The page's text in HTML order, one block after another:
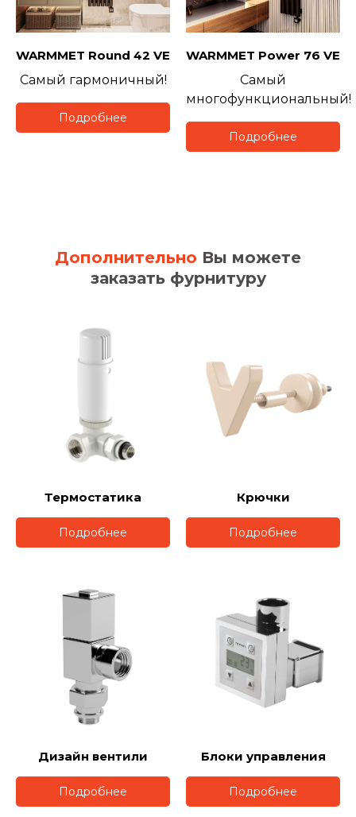
WARMMET Round 42 VE
Самый гармоничный!
Подробнее
WARMMET Power 76 VE
Самый
многофункциональный!
Подробнее
Дополнительно Вы можете
заказать фурнитуру
Термостатика
Подробнее
Крючки
Подробнее
Дизайн вентили
Подробнее
Блоки управления
Подробнее